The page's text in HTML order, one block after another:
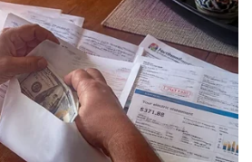
Ô tô - Xe máy